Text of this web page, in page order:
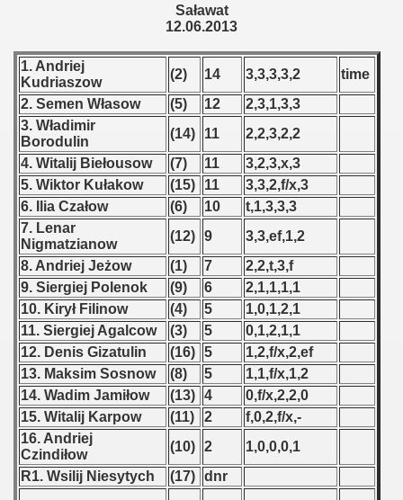
Saławat
12.06.2013
1. Andriej
Kudriaszow
(2) 14 3,3,3,3,2
time
2. Semen Własow
(5) 12
2,3,1,3,3
3. Władimir
Borodulin
(14) 11
2,2,3,2,2
4. Witalij Biełousow
(7) 11
3,2,3,x,3
5. Wiktor Kułakow
(15) 11
3,3,2,f/x,3
6. Ilia Czałow
(6) 10
t,1,3,3,3
7. Lenar
Nigmatzianow
(12) 9
3,3,ef,1,2
8. Andriej Jeżow
(1) 7
2,2,t,3,f
9. Siergiej Polenok
(9) 6
2,1,1,1,1
10. Kirył Filinow
(4) 5
1,0,1,2,1
11. Siergiej Agalcow
(3) 5
0,1,2,1,1
12. Denis Gizatulin
(16) 5
1,2,f/x,2,ef
13. Maksim Sosnow
(8) 5
1,1,f/x,1,2
14. Wadim Jamiłow
(13) 4
0,f/x,2,2,0
15. Witalij Karpow
(11) 2
f,0,2,f/x,-
16. Andriej
Czindiłow
(10) 2
1,0,0,0,1
R1. Wsilij Niesytych
(17) dnr
- 1960
- 1961
- 1962
- 1963
- 1964
- 1965
- 1966
- 1967
- 1968
- 1969
- 1970